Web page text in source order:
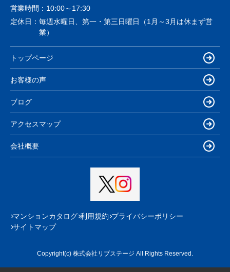
営業時間： 10:00～17:30
定休日： 毎週水曜日、第一・第三日曜日（1月～3月は休まず営
業）
トップページ
お客様の声
ブログ
アクセスマップ
会社概要
マンションカタログ 利用規約 プライバシーポリシー
サイトマップ
Copyright(c) 株式会社リブステージ All Rights Reserved.